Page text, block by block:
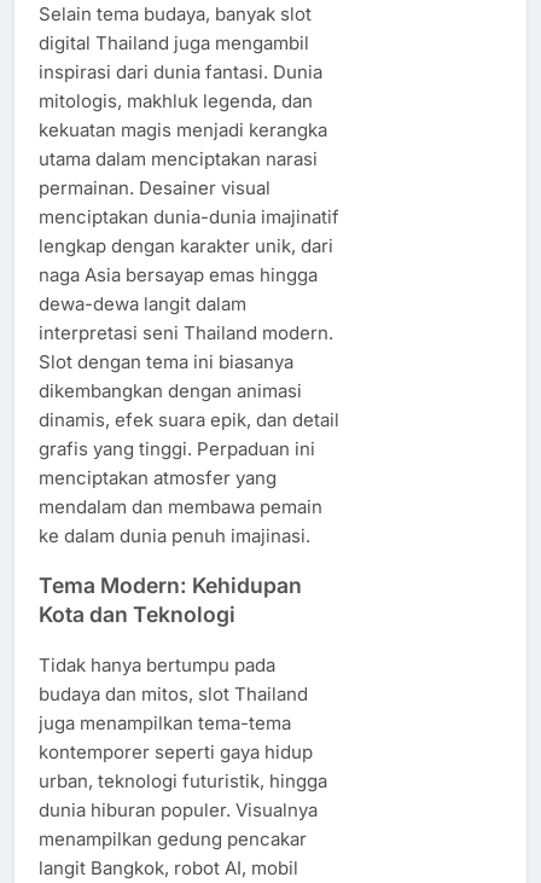
Selain tema budaya, banyak slot
digital Thailand juga mengambil
inspirasi dari dunia fantasi. Dunia
mitologis, makhluk legenda, dan
kekuatan magis menjadi kerangka
utama dalam menciptakan narasi
permainan. Desainer visual
menciptakan dunia-dunia imajinatif
lengkap dengan karakter unik, dari
naga Asia bersayap emas hingga
dewa-dewa langit dalam
interpretasi seni Thailand modern.
Slot dengan tema ini biasanya
dikembangkan dengan animasi
dinamis, efek suara epik, dan detail
grafis yang tinggi. Perpaduan ini
menciptakan atmosfer yang
mendalam dan membawa pemain
ke dalam dunia penuh imajinasi.
Tema Modern: Kehidupan
Kota dan Teknologi
Tidak hanya bertumpu pada
budaya dan mitos, slot Thailand
juga menampilkan tema-tema
kontemporer seperti gaya hidup
urban, teknologi futuristik, hingga
dunia hiburan populer. Visualnya
menampilkan gedung pencakar
langit Bangkok, robot AI, mobil